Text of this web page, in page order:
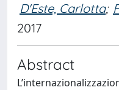
D'Este, Carlotta;
2017
Abstract